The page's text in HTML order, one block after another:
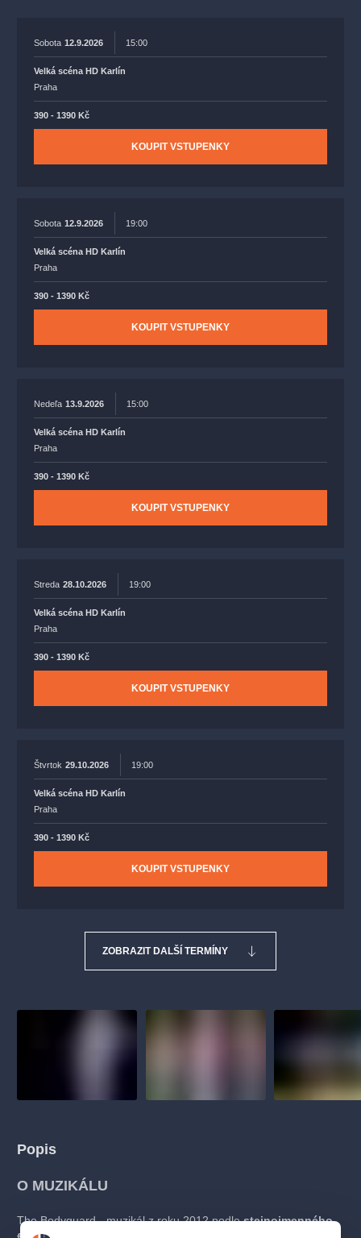
Sobota 12.9.2026 15:00
Velká scéna HD Karlín
Praha
390 - 1390 Kč
KOUPIT VSTUPENKY
Sobota 12.9.2026 19:00
Velká scéna HD Karlín
Praha
390 - 1390 Kč
KOUPIT VSTUPENKY
Nedeľa 13.9.2026 15:00
Velká scéna HD Karlín
Praha
390 - 1390 Kč
KOUPIT VSTUPENKY
Streda 28.10.2026 19:00
Velká scéna HD Karlín
Praha
390 - 1390 Kč
KOUPIT VSTUPENKY
Štvrtok 29.10.2026 19:00
Velká scéna HD Karlín
Praha
390 - 1390 Kč
KOUPIT VSTUPENKY
ZOBRAZIT DALŠÍ TERMÍNY
Popis
O MUZIKÁLU
The Bodyguard - muzikál z roku 2012 podlestejnojmenného